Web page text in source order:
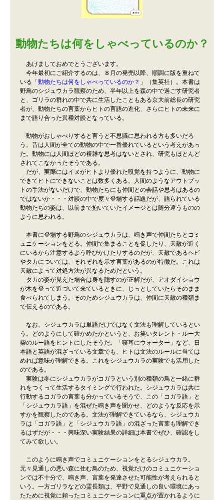
動物たちは何をしゃべっているのか？
あけましておめでとうございます。
今年最初にご紹介するのは、８月の発売以降、順調に版を重ねて
いる「 動物たちは何をしゃべっているのか？ 」（集英社）。本書は
野鳥のシジュウカラ観察のため、半年以上を森の中で過ごす研究者
と、ゴリラの群れの中で共に生活したこともある京大前総長の研究
者が、動物たちの言葉からヒトの言語の進化、さらにヒトの未来に
まで語り合った異種対談となっている。
動物がおしゃべりすると言うと不思議に思われる方も多いだろ
う。昔は人間が全ての動物の中で一番優れているという考えがあっ
た。動物には人間ほどの複雑な思考はないとされ、研究もほとんど
されてこなかったそうである。
だが、実際にはイヌがヒトより優れた嗅覚を持つように、動物に
できてヒトにできないことは数多くある。人間のようなアウトプッ
トの手法がないだけで、動物たちにも仲間との会話や思考はあるの
ではないか・・・対談の中で度々登場する話題だが、語られている
動物たちの姿は、以前まで抱いていたイメージとは随分違うものの
ように思われる。
本書に登場する野鳥のシジュウカラは、鳴き声で仲間たちとコミ
ュニケーションをとる。仲間で集まることを促したり、天敵が近く
にいるから注意するよう呼びかけたりするのだが、天敵であるヘビ
やタカについては、それぞれを示す言葉があるのが特徴だ。これは
天敵によって対処方法が異なるためだという。
タカの姿が見えた場合は身を隠すのが正解だが、アオダイショウ
が木を登って近づいて来ているときに、じっとしていたらそのまま
食べられてしまう。そのためシジュウカラは、仲間に天敵の種類ま
で伝えるのである。
なお、シジュウカラは単語だけではなく文法も理解しているとい
う。どのようにして確かめたかというと、お笑いタレント・ルー大
柴のルー語をヒントにしたそうだ。「寝耳にウォーター」など、日
本語と英語が混ざっている文章でも、ヒトは文法のルールに当ては
めれば意味が理解できる。これをシジュウカラの実験でも活用した
のである。
実験は冬にシジュウカラがコガラという別の種類の鳥と一緒に群
れをつくって生活するタイミングで行われた。シジュウカラは共に
行動するコガラの言葉も分かっているそうで、この「コガラ語」と
「シジュウカラ語」を混ぜた鳴き声を聞かせ、どのような反応を示
すかを観察したのである。文法が理解できているなら、シジュウカ
ラは「コガラ語」と「シジュウカラ語」の混ざった言葉も理解でき
るはずだが・・・興味深い実験結果の詳細は本書でぜひ、確認をし
てみて欲しい。
このように鳴き声でコミュニケーションをとるシジュウカラ。
元々見通しの悪い森に住む鳥のため、視覚だけのコミュニケーショ
ンでは不十分で、鳴き声、言葉を発達させた可能性が考えられると
いう。一方ゴリラなどの霊長類は、平野で見通しの良い環境にあっ
たために視覚に頼ったコミュニケーションに重点が置かれるように